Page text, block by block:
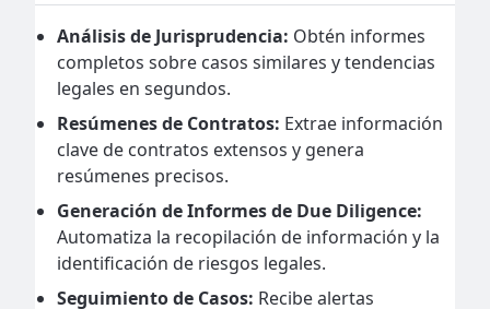
Análisis de Jurisprudencia: Obtén informes
completos sobre casos similares y tendencias
legales en segundos.
Resúmenes de Contratos: Extrae información
clave de contratos extensos y genera
resúmenes precisos.
Generación de Informes de Due Diligence:
Automatiza la recopilación de información y la
identificación de riesgos legales.
Seguimiento de Casos: Recibe alertas